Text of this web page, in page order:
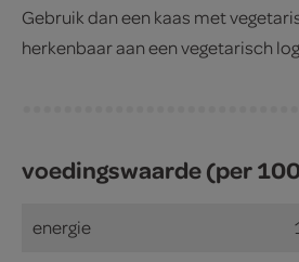
Gebruik dan een kaas met
herkenbaar aan een vegetarisch
voedingswaarde (per
energie